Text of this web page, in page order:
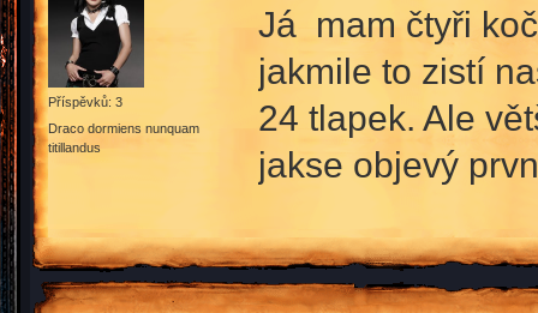
Příspěvků: 3
Draco dormiens nunquam
titillandus
Já mam čtyři
jakmile to zistí
24 tlapek. Ale
jakse objevý